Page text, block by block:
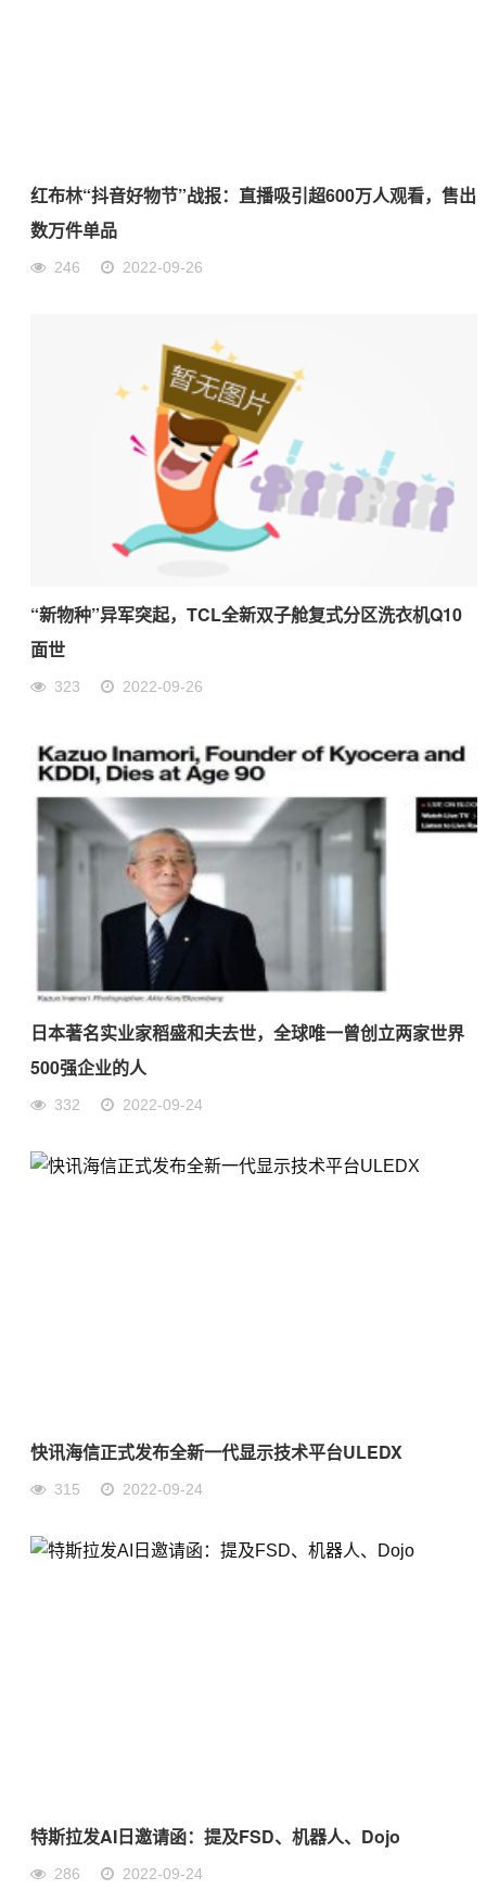
红布林“抖音好物节”战报：直播吸引超600万人观看，售出
数万件单品
246 2022-09-26
“新物种”异军突起，TCL全新双子舱复式分区洗衣机Q10
面世
323 2022-09-26
日本著名实业家稻盛和夫去世，全球唯一曾创立两家世界
500强企业的人
332 2022-09-24
快讯海信正式发布全新一代显示技术平台ULEDX
315 2022-09-24
特斯拉发AI日邀请函：提及FSD、机器人、Dojo
286 2022-09-24